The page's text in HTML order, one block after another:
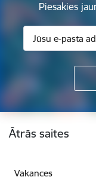
Piesakies
Kājene
Ātrās saites
Vakances